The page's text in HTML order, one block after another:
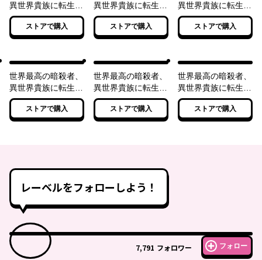
異世界貴族に転生す
る
ストアで購入
異世界貴族に転生す
る2
ストアで購入
異世界貴族に転生す
る3
ストアで購入
世界最高の暗殺者、
異世界貴族に転生す
る4
ストアで購入
世界最高の暗殺者、
異世界貴族に転生す
る5
ストアで購入
世界最高の暗殺者、
異世界貴族に転生す
る6
ストアで購入
レーベルをフォローしよう！
7,791 フォロワー フォロー